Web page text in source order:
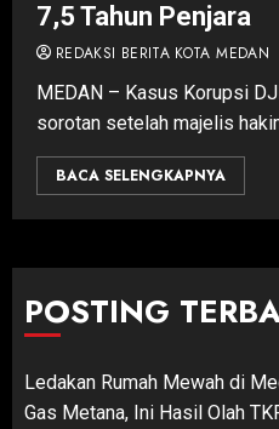
7,5 Tahun Penjara
REDAKSI BERITA KOTA MEDAN
MEDAN – Kasus Korupsi
sorotan setelah majelis
BACA SELENGKAPNYA
POSTING
Ledakan Rumah Mewah di
Gas Metana, Ini Hasil Olah